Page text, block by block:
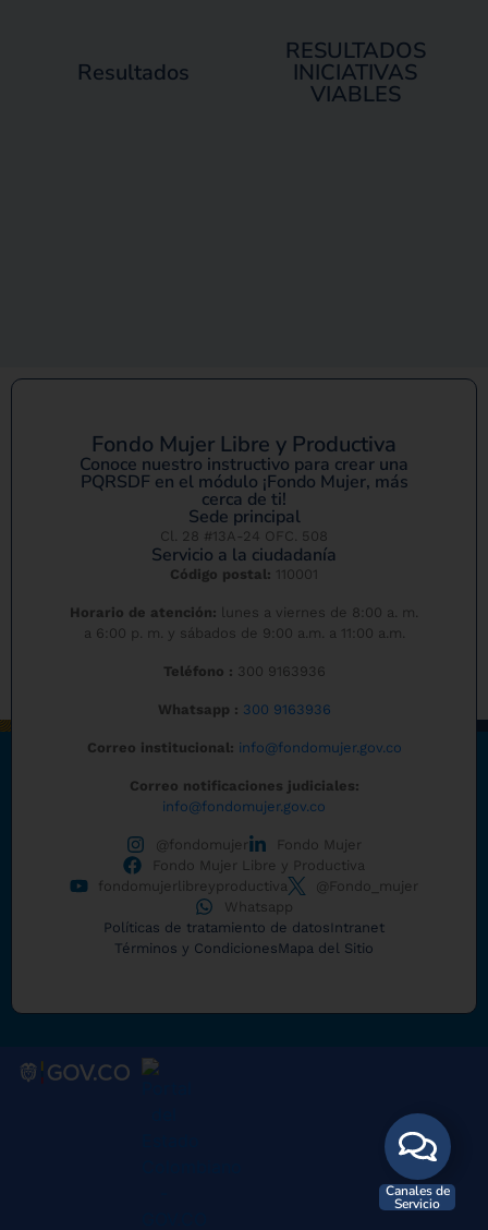
Resultados
RESULTADOS
INICIATIVAS
VIABLES
Fondo Mujer Libre y Productiva
Conoce nuestro instructivo para crear una
PQRSDF en el módulo ¡Fondo Mujer, más
cerca de ti!
Sede principal
Cl. 28 #13A-24 OFC. 508
Servicio a la ciudadanía
Código postal: 110001
Horario de atención: lunes a viernes de 8:00 a. m.
a 6:00 p. m. y sábados de 9:00 a.m. a 11:00 a.m.
Teléfono : 300 9163936
Whatsapp : 300 9163936
Correo institucional: info@fondomujer.gov.co
Correo notificaciones judiciales:
info@fondomujer.gov.co
@fondomujer
Fondo Mujer
Fondo Mujer Libre y Productiva
fondomujerlibreyproductiva
@Fondo_mujer
Whatsapp
Políticas de tratamiento de datosIntranet
Términos y CondicionesMapa del Sitio
Canales de
Servicio